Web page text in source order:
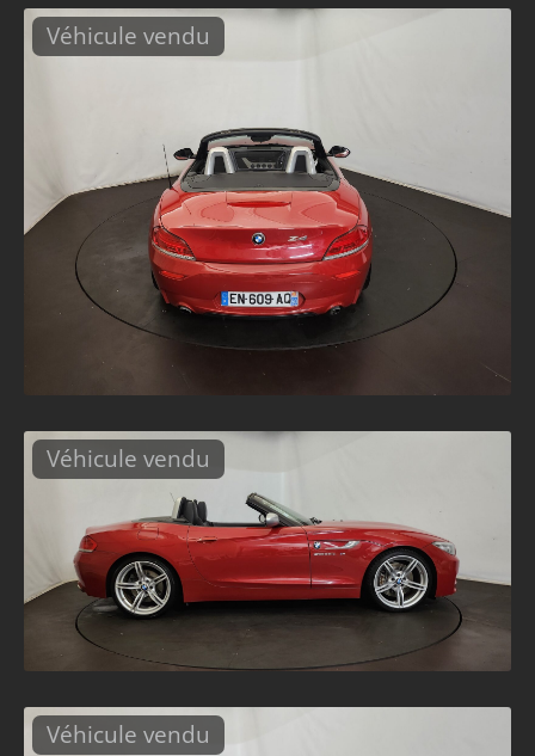
Véhicule vendu
Véhicule vendu
Véhicule vendu